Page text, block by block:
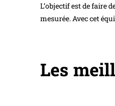
L’objectif est de faire
mesurée. Avec cet
Les